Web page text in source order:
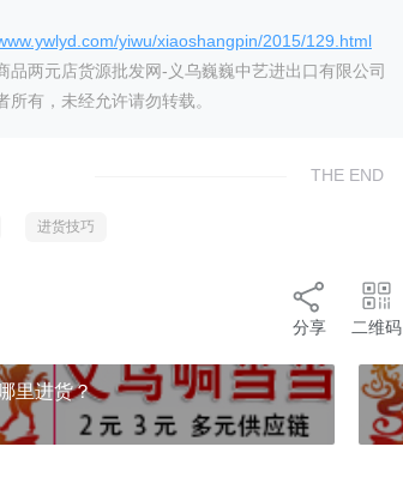
yiwu/xiaoshangpin/2015/129.html
品两元店货源批发网-义乌巍巍中艺进出口有限公司
所有，未经允许请勿转载。
THE END
进货技巧
分享 二维码
里进货？